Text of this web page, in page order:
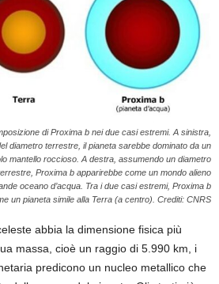
di Proxima b nei due casi estremi. A sinistra,
diametro terrestre, il pianeta sarebbe dominato da un
mantello roccioso. A destra, assumendo un diametro
Proxima b apparirebbe come un mondo alieno
oceano d’acqua. Tra i due casi estremi, Proxima b
un pianeta simile alla Terra (a centro). Crediti: CNRS
abbia la dimensione fisica più
massa, cioè un raggio di 5.990 km, i
predicono un nucleo metallico che